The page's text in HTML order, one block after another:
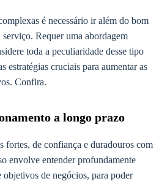
é necessário ir além do bom
Requer uma abordagem
toda a peculiaridade desse tipo
estratégias cruciais para aumentar as
Confira.
a longo prazo
fortes, de confiança e duradouros com
envolve entender profundamente
objetivos de negócios, para poder